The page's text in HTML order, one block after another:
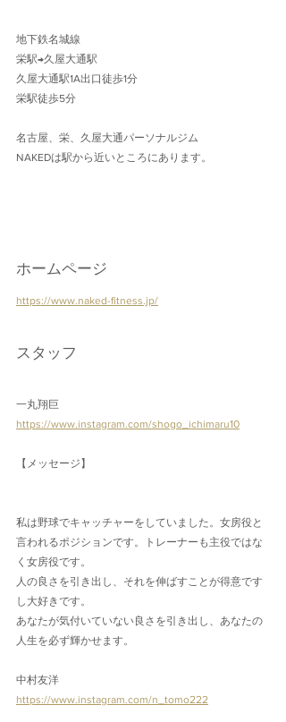
地下鉄名城線
栄駅→久屋大通駅
久屋大通駅1A出口徒歩1分
栄駅徒歩5分
名古屋、栄、久屋大通パーソナルジム
NAKEDは駅から近いところにあります。
ホームページ
https://www.naked-fitness.jp/
スタッフ
一丸翔巨
https://www.instagram.com/shogo_ichimaru10
【メッセージ】
私は野球でキャッチャーをしていました。女房役と
言われるポジションです。トレーナーも主役ではな
く女房役です。
人の良さを引き出し、それを伸ばすことが得意です
し大好きです。
あなたが気付いていない良さを引き出し、あなたの
人生を必ず輝かせます。
中村友洋
https://www.instagram.com/n_tomo222